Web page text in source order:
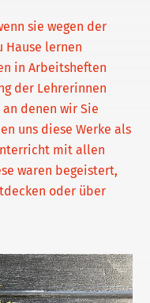
sie wegen der
Hause lernen
in Arbeitsheften
der Lehrerinnen
denen wir Sie
uns diese Werke als
mit allen
waren begeistert,
oder über